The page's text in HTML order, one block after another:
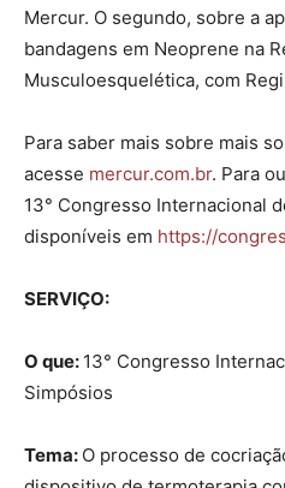
Mercur. O segundo, sobre a
bandagens em Neoprene na
Musculoesquelética, com
Para saber mais sobre mais
acesse mercur.com.br. Para
13° Congresso Internacional
disponíveis em https://
SERVIÇO:
O que: 13° Congresso
Simpósios
Tema: O processo de